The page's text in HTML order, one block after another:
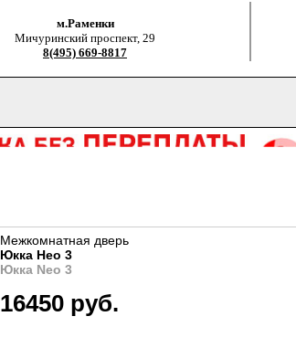
м.Раменки
Мичуринский проспект, 29
8(495) 669-8817
Межкомнатная дверь
Юкка Нео 3
Юкка Neo 3
16450 руб.